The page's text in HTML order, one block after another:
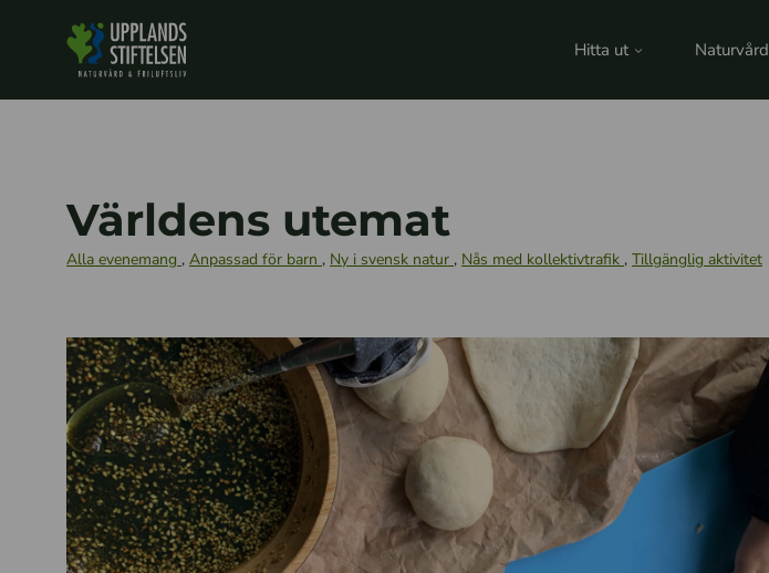
Hitta ut Naturvård
Världens utemat
Alla evenemang , Anpassad för barn , Ny i svensk natur , Nås med kollektivtrafik , Tillgänglig aktivitet